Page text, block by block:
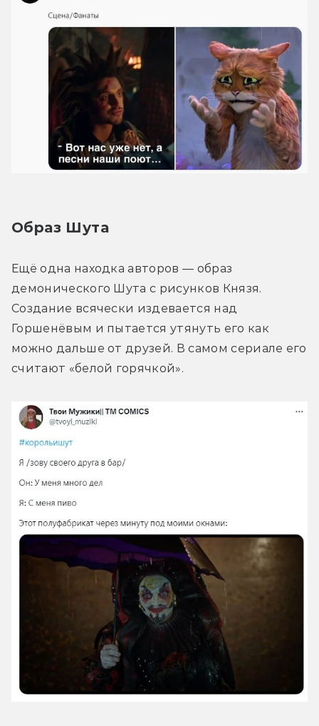
Образ Шута
Ещё одна находка авторов — образ
демонического Шута с рисунков Князя.
Создание всячески издевается над
Горшенёвым и пытается утянуть его как
можно дальше от друзей. В самом сериале его
считают «белой горячкой».